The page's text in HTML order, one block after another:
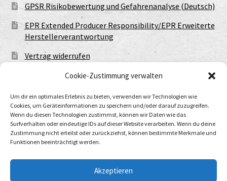
Cookie-Zustimmung verwalten
Um dir ein optimales Erlebnis zu bieten, verwenden wir Technologien wie
Cookies, um Geräteinformationen zu speichern und/oder darauf zuzugreifen.
Wenn du diesen Technologien zustimmst, können wir Daten wie das
Surfverhalten oder eindeutige IDs auf dieser Website verarbeiten. Wenn du deine
Zustimmung nicht erteilst oder zurückziehst, können bestimmte Merkmale und
Funktionen beeinträchtigt werden.
Akzeptieren
GPSR Risikobewertung und Gefahrenanalyse (Deutsch)
EPR Extended Producer Responsibility/EPR Erweiterte
Herstellerverantwortung
Vertrag widerrufen
Datenschutzerklärung
Built with WooCommerce.